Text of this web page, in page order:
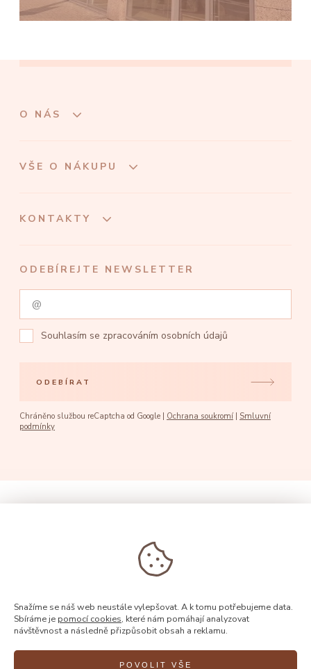
O NÁS
VŠE O NÁKUPU
KONTAKTY
ODEBÍREJTE NEWSLETTER
Souhlasím se zpracováním osobních údajů
ODEBÍRAT
Chráněno službou reCaptcha od Google | Ochrana soukromí
Smluvní
podmínky
Snažíme se náš web neustále vylepšovat. A k tomu potřebujeme data.
Sbíráme je pomocí cookies, které nám pomáhají analyzovat
návštěvnost a následně přizpůsobit obsah a reklamu.
POVOLIT VŠE